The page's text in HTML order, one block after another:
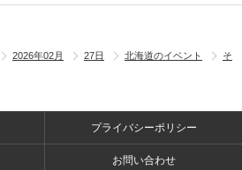
2026年02月 27日 北海道のイベント
そ
プライバシーポリシー
お問い合わせ